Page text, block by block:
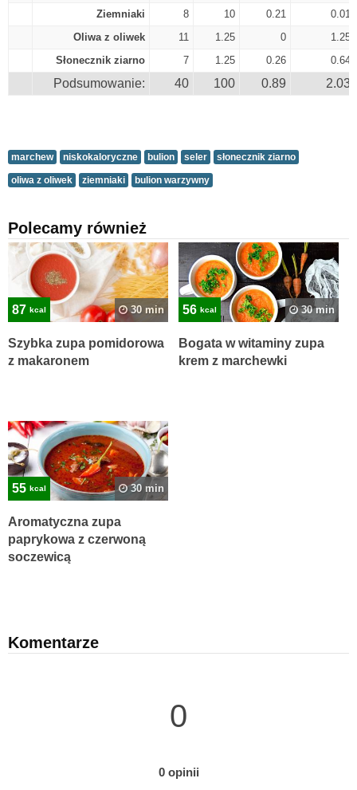
Ziemniaki 8 10 0.21
0.01
Oliwa z oliwek
11 1.25 0
1.25
Słonecznik ziarno
7 1.25 0.26 0.64
Podsumowanie: 40 100 0.89 2.03
marchew niskokaloryczne bulion seler słonecznik ziarno
oliwa z oliwek ziemniaki bulion warzywny
Polecamy również
87 kcal 30 min
Szybka zupa pomidorowa
z makaronem
56 kcal 30 min
Bogata w witaminy zupa
krem z marchewki
55 kcal 30 min
Aromatyczna zupa
paprykowa z czerwoną
soczewicą
Komentarze
0
0 opinii